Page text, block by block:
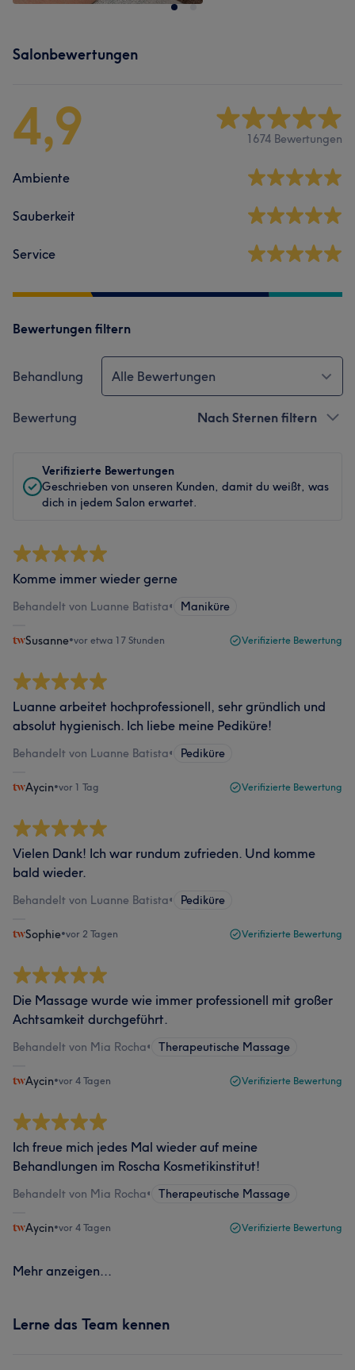
Salonbewertungen
4,9 1674 Bewertungen
Ambiente
Sauberkeit
Service
Bewertungen filtern
Behandlung Alle Bewertungen
Bewertung Nach Sternen filtern
Verifizierte Bewertungen
Geschrieben von unseren Kunden, damit du weißt, was
dich in jedem Salon erwartet.
Komme immer wieder gerne
Behandelt von Luanne Batista• Maniküre
Susanne•vor etwa 17 Stunden Verifizierte Bewertung
Luanne arbeitet hochprofessionell, sehr gründlich und
absolut hygienisch. Ich liebe meine Pediküre!
Behandelt von Luanne Batista• Pediküre
Aycin•vor 1 Tag Verifizierte Bewertung
Vielen Dank! Ich war rundum zufrieden. Und komme
bald wieder.
Behandelt von Luanne Batista• Pediküre
Sophie•vor 2 Tagen Verifizierte Bewertung
Die Massage wurde wie immer professionell mit großer
Achtsamkeit durchgeführt.
Behandelt von Mia Rocha• Therapeutische Massage
Aycin•vor 4 Tagen Verifizierte Bewertung
Ich freue mich jedes Mal wieder auf meine
Behandlungen im Roscha Kosmetikinstitut!
Behandelt von Mia Rocha• Therapeutische Massage
Aycin•vor 4 Tagen Verifizierte Bewertung
Mehr anzeigen...
Lerne das Team kennen